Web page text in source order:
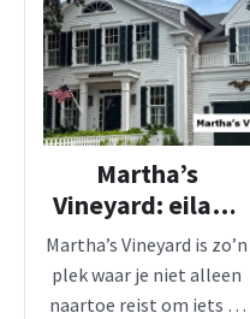
Martha’s
Vineyard: eiland
voor de kust van
Massachusetts
Martha’s Vineyard is zo’n
plek waar je niet alleen
naartoe reist om iets te